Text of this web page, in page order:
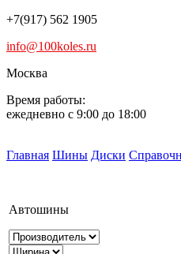
+7(917) 562 1905
info@100koles.ru
Москва
Время работы:
ежедневно с 9:00 до 18:00
Главная Шины Диски
Автошины